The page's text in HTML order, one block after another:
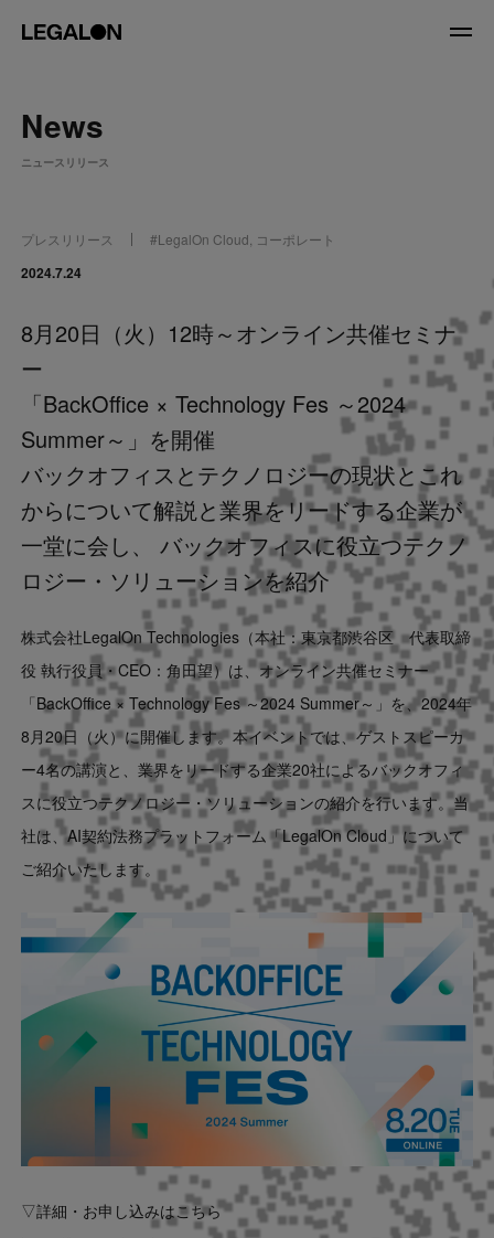
About
Service
News
Recruit
LegalOn Now
Contact
US website
News
ニュースリリース
プレスリリース #LegalOn Cloud コーポレート
2024.7.24
8月20日（火）12時～オンライン共催セミナ
ー
「BackOffice × Technology Fes ～2024
Summer～」を開催
バックオフィスとテクノロジーの現状とこれ
からについて解説と業界をリードする企業が
一堂に会し、 バックオフィスに役立つテクノ
ロジー・ソリューションを紹介
株式会社LegalOn Technologies（本社：東京都渋谷区 代表取締
役 執行役員・CEO：角田望）は、オンライン共催セミナー
「BackOffice × Technology Fes ～2024 Summer～」を、2024年
8月20日（火）に開催します。本イベントでは、ゲストスピーカ
ー4名の講演と、業界をリードする企業20社によるバックオフィ
スに役立つテクノロジー・ソリューションの紹介を行います。当
社は、AI契約法務プラットフォーム「LegalOn Cloud」について
ご紹介いたします。
▽詳細・お申し込みはこちら